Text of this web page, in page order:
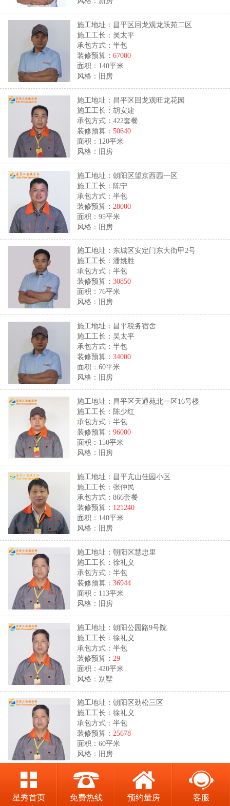
施工地址：昌平区回龙观龙跃苑二区
施工工长：吴太平
承包方式：半包
装修预算：67000
面积：140平米
风格：旧房
施工地址：昌平区回龙观旺龙花园
施工工长：胡安建
承包方式：422套餐
装修预算：50640
面积：120平米
风格：旧房
施工地址：朝阳区望京西园一区
施工工长：陈宁
承包方式：半包
装修预算： 28000
面积：95平米
风格：旧房
施工地址：东城区安定门东大街甲2号
施工工长：潘姚胜
承包方式：半包
装修预算：30850
面积：76平米
风格：旧房
施工地址：昌平税务宿舍
施工工长：吴太平
承包方式：半包
装修预算：34000
面积：60平米
风格：旧房
施工地址：昌平区天通苑北一区16号楼
施工工长：陈少红
承包方式：半包
装修预算：96000
面积：150平米
风格：旧房
施工地址：昌平亢山佳园小区
施工工长：张仲民
承包方式：866套餐
装修预算： 121240
面积：140平米
风格：旧房
施工地址：朝阳区慧忠里
施工工长：徐礼义
承包方式：半包
装修预算：36944
面积：113平米
风格：旧房
施工地址：朝阳公园路9号院
施工工长：徐礼义
承包方式：半包
装修预算： 29
面积：420平米
风格：别墅
施工地址：朝阳区劲松三区
施工工长：徐礼义
承包方式：半包
装修预算：25678
面积：60平米
风格：旧房
施工地址：通州区青青家园
施工工长：闫明中
承包方式：半包
星秀首页 免费热线 预约量房 客服